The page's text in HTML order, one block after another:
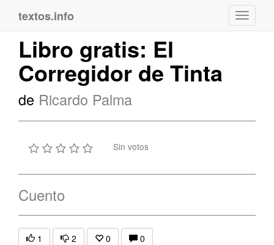
textos.info
Libro gratis: El
Corregidor de Tinta
de Ricardo Palma
Sin votos
Cuento
1 2 0 0